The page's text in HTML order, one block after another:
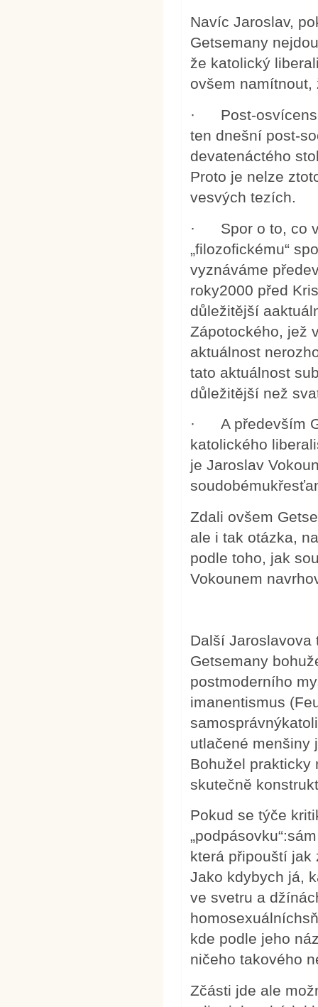
Navíc Jaroslav,
Getsemany
že katolický
ovšem namítnout,
· Post-
ten dnešní post-
devatenáctého
Proto je nelze
vesvých tezích.
· Spor o to, co
„filozofickému“
vyznáváme
roky2000 před
důležitější
Zápotockého, jež
aktuálnost
tato aktuálnost
důležitější než
· A především
katolického
je Jaroslav
Zdali ovšem
ale i tak otázka,
podle toho, jak
Vokounem
Další Jaroslavova
Getsemany
postmoderního
imanentismus
utlačené menšiny
Bohužel prakticky
skutečně
Pokud se týče
která připouští jak
Jako kdybych já,
ve svetru a
kde podle jeho
ničeho takového
Zčásti jde ale